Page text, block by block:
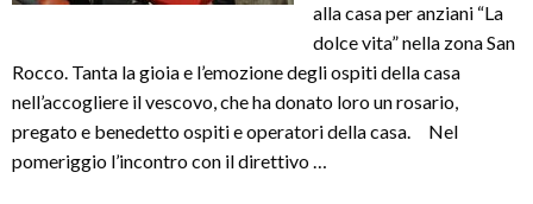
alla casa per anziani “La
dolce vita” nella zona San
Rocco. Tanta la gioia e l’emozione degli ospiti della casa
nell’accogliere il vescovo, che ha donato loro un rosario,
pregato e benedetto ospiti e operatori della casa. Nel
pomeriggio l’incontro con il direttivo …